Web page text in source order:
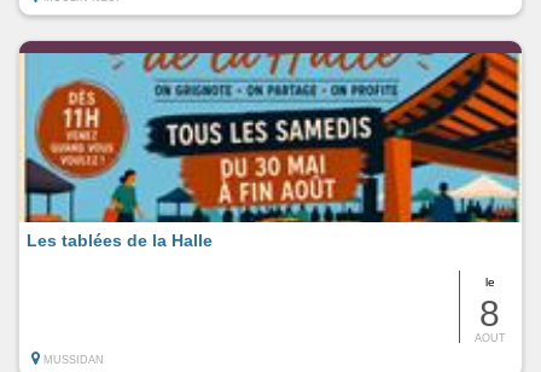
le
8
AOUT
Les tablées de la Halle
MUSSIDAN